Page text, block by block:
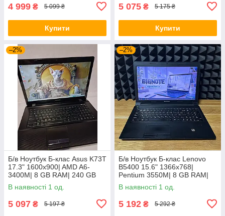
4 999 ₴ 5 099 ₴
Купити
5 075 ₴ 5 175 ₴
Купити
–2%
Б/в Ноутбук Б-клас Asus K73T
17.3" 1600x900| AMD A6-
3400M| 8 GB RAM| 240 GB
SSD + 500 GB HDD| Radeon
HD 6520G
В наявності 1 од.
5 097 ₴ 5 197 ₴
–2%
Б/в Ноутбук Б-клас Lenovo
B5400 15.6" 1366x768|
Pentium 3550M| 8 GB RAM|
128 GB SSD| HD
В наявності 1 од.
5 192 ₴ 5 292 ₴